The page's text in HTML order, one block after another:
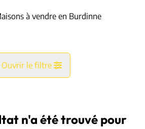
à vendre en Burdinne
Ouvrir le filtre
n'a été trouvé pour